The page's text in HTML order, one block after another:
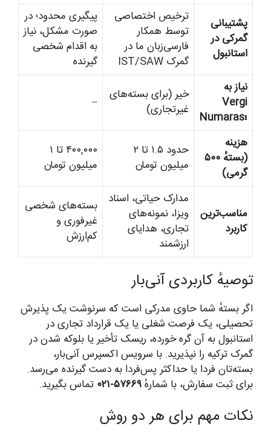
پشتیبانی
گمرکی در
استانبول
ترخیص اختصاصی
توسط همکار
فارسی‌زبان ما در
گمرک IST/SAW
پیگیری محدود؛ در
صورت مشکل، نیاز
به اقدام شخصی
گیرنده
نیاز به
Vergi
Numarası
خیر (برای بسته‌های
غیرتجاری)
–
هزینه
(بستهٔ ۵۰۰
گرمی)
حدود ۱.۵ تا ۲
میلیون تومان
۴۰۰,۰۰۰ تا ۱
میلیون تومان
مناسب‌ترین
کاربرد
مدارک حیاتی، اسناد
ویزا، نمونه‌های
تجاری، هدایای
ارزشمند
بسته‌های شخصی
غیرفوری و
کم‌ارزش
توصیهٔ کاربردی آنی‌بار
اگر بستهٔ شما حاوی مدرکی است که سرنوشت یک پذیرش
تحصیلی، یک فرصت شغلی یا یک قرارداد تجاری در
استانبول به آن گره خورده، ریسک تأخیر یا بلوکه شدن در
گمرک ترکیه را نپذیرید. با سرویس اکسپرس آنی‌بار،
بسته‌تان فردا یا حداکثر پس‌فردا به دست گیرنده می‌رسد.
برای ثبت سفارش، با شمارهٔ۵۷۶۶۹-۰۲۱ تماس بگیرید.
نکات مهم برای هر دو روش